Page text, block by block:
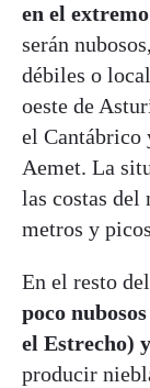
en el
serán
débiles o
oeste de
el Cantábrico
Aemet. La
las costas del
metros y
En el resto
poco
el Estrecho)
producir